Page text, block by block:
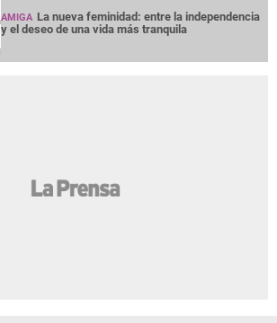
AMIGA La nueva feminidad: entre la independencia
y el deseo de una vida más tranquila